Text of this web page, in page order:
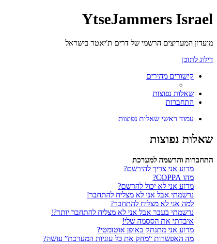
YtseJammers Israel
מועדון המעריצים הרשמי של דרים ת'יאטר בישראל
דילוג לתוכן
קישורים מהירים
שאלות נפוצות
התחברות
עמוד ראשי שאלות נפוצות
שאלות נפוצות
התחברות והרשמה למערכת
מדוע אני צריך להירשם?
מהו COPPA?
מדוע אני לא יכול להרשם?
נרשמתי אבל אני לא מצליח להתחבר!
למה אני לא מצליח להתחבר?
נרשמתי בעבר אבל אני לא מצליח להתחבר יותר?!
איבדתי את הססמה שלי!
מדוע אני מתנתק באופן אוטומטי?
מה האפשרות “מחק את כל עוגיות המערכת” עושה?